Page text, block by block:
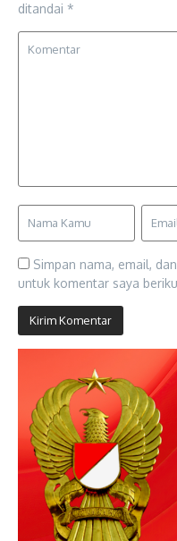
ditandai *
Simpan nama, email,
untuk komentar saya